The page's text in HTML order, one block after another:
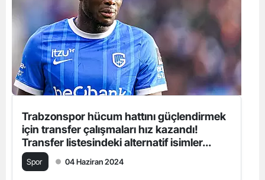
Trabzonspor hücum hattını güçlendirmek
için transfer çalışmaları hız kazandı!
Transfer listesindeki alternatif isimler...
Spor 04 Haziran 2024